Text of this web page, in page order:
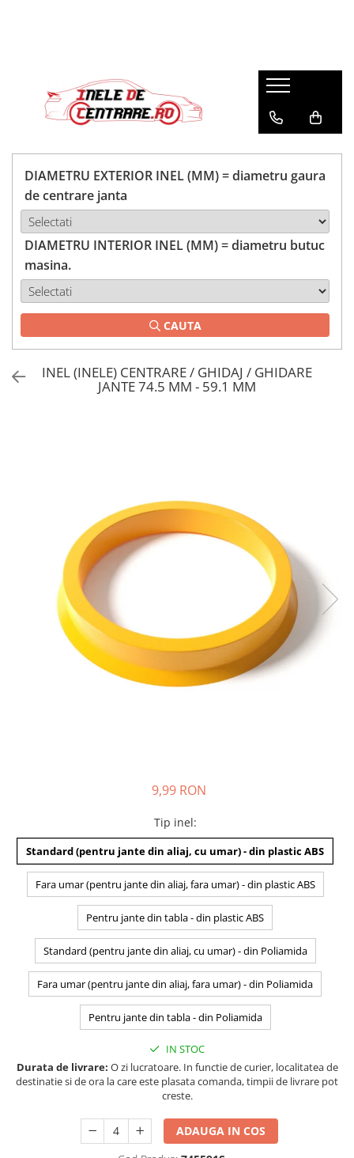
DIAMETRU EXTERIOR INEL (MM) = diametru gaura
de centrare janta
DIAMETRU INTERIOR INEL (MM) = diametru butuc
masina.
CAUTA
INEL (INELE) CENTRARE / GHIDAJ / GHIDARE
JANTE 74.5 MM - 59.1 MM
9,99 RON
Tip inel:
Standard (pentru jante din aliaj, cu umar) - din plastic ABS
Fara umar (pentru jante din aliaj, fara umar) - din plastic ABS
Pentru jante din tabla - din plastic ABS
Standard (pentru jante din aliaj, cu umar) - din Poliamida
Fara umar (pentru jante din aliaj, fara umar) - din Poliamida
Pentru jante din tabla - din Poliamida
IN STOC
Durata de livrare: O zi lucratoare. In functie de curier, localitatea de
destinatie si de ora la care este plasata comanda, timpii de livrare pot
creste.
ADAUGA IN COS